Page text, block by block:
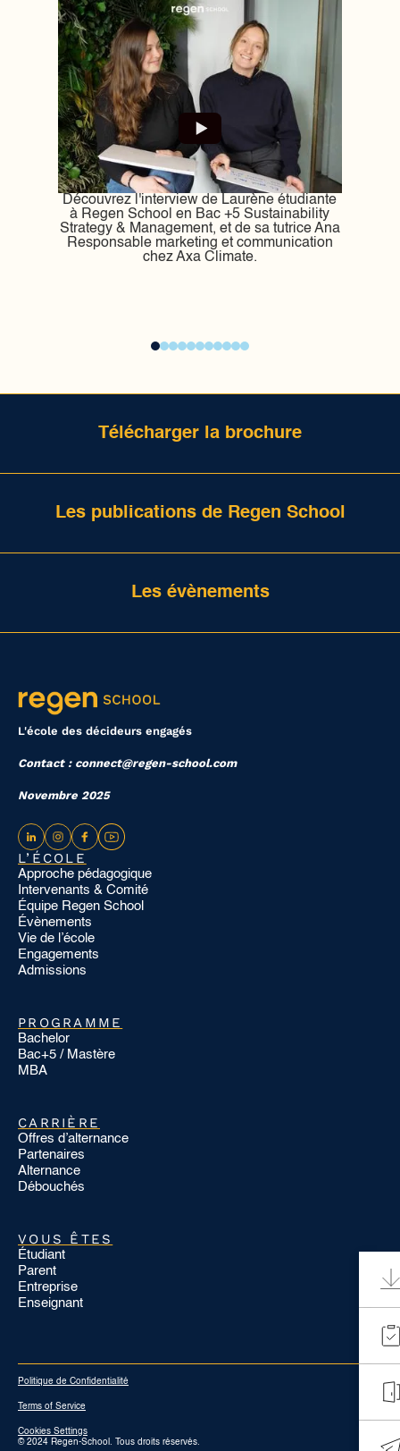
Découvrez l'interview de Laurène étudiante
à Regen School en Bac +5 Sustainability
Strategy & Management, et de sa tutrice Ana
Responsable marketing et communication
chez Axa Climate.
Télécharger la brochure
Les publications de Regen School
Les évènements
L'école des décideurs engagés
Contact : connect@regen-school.com
Novembre 2025
L’ÉCOLE
Approche pédagogique
Intervenants & Comité
Équipe Regen School
Évènements
Vie de l’école
Engagements
Admissions
PROGRAMME
Bachelor
Bac+5 / Mastère
MBA
CARRIÈRE
Offres d’alternance
Partenaires
Alternance
Débouchés
VOUS ÊTES
Étudiant
Parent
Entreprise
Enseignant
© 2024 Regen-School. Tous droits réservés.
Politique de Confidentialité
Terms of Service
Cookies Settings